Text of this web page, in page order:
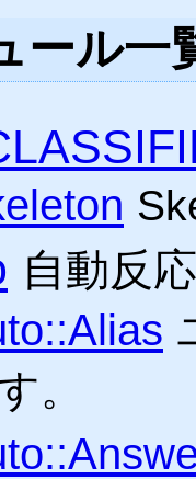
ール一
自動反応
。